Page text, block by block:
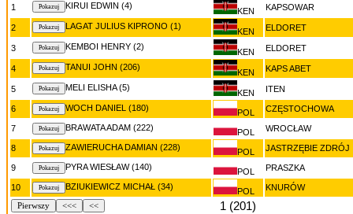
1
KIRUI EDWIN (4)
KEN KAPSOWAR
2 LAGAT JULIUS KIPRONO (1)
KEN ELDORET
3 KEMBOI HENRY (2)
KEN ELDORET
4 TANUI JOHN (206)
KEN KAPS ABET
5 MELI ELISHA (5)
KEN ITEN
6 WOCH DANIEL (180) POL CZĘSTOCHOWA
7 BRAWATA ADAM (222) POL WROCŁAW
8 ZAWIERUCHA DAMIAN (228) POL JASTRZĘBIE ZDRÓJ
9 PYRA WIESŁAW (140) POL PRASZKA
10 BZIUKIEWICZ MICHAŁ (34) POL KNURÓW
Pierwszy <<< << 1 (201)